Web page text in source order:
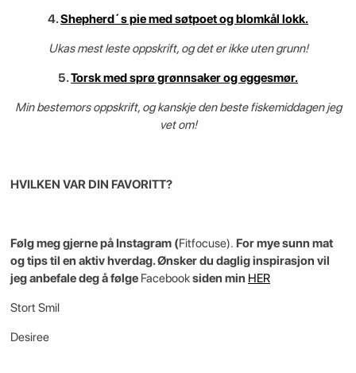
4.Shepherd´s pie med søtpoet og blomkål lokk.
Ukas mest leste oppskrift, og det er ikke uten grunn!
5.Torsk med sprø grønnsaker og eggesmør.
Min bestemors oppskrift, og kanskje den beste fiskemiddagen jeg
vet om!
HVILKEN VAR DIN FAVORITT?
Følg meg gjerne på Instagram (Fitfocuse). For mye sunn mat
og tips til en aktiv hverdag. Ønsker du daglig inspirasjon vil
jeg anbefale deg å følge Facebooksiden min HER
Stort Smil
Desiree